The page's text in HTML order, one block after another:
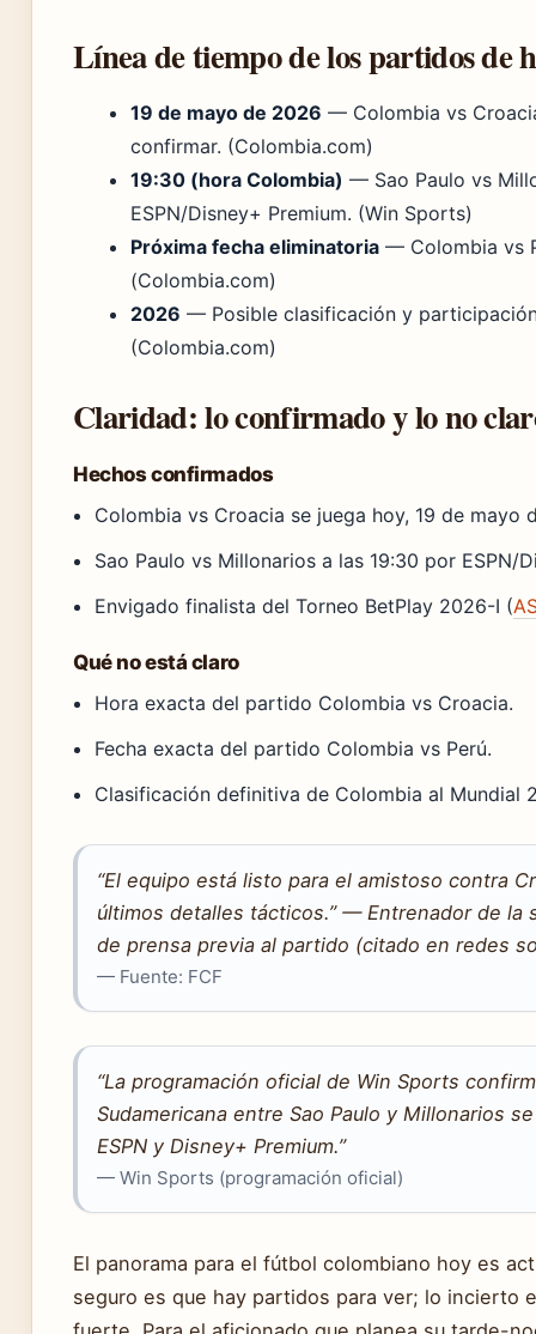
Línea de tiempo de los partidos de
19 de mayo de 2026 — Colombia vs
confirmar. (Colombia.com)
19:30 (hora Colombia) — Sao Paulo vs
ESPN/Disney+ Premium. (Win Sports)
Próxima fecha eliminatoria — Colombia vs
(Colombia.com)
2026 — Posible clasificación y
(Colombia.com)
Claridad: lo confirmado y lo no
Hechos confirmados
Colombia vs Croacia se juega hoy, 19 de mayo
Sao Paulo vs Millonarios a las 19:30 por ESPN/
Envigado finalista del Torneo BetPlay 2026-I (
Qué no está claro
Hora exacta del partido Colombia vs Croacia.
Fecha exacta del partido Colombia vs Perú.
Clasificación definitiva de Colombia al Mundial
“El equipo está listo para el amistoso contra
últimos detalles tácticos.” — Entrenador de la
de prensa previa al partido (citado en redes
— Fuente: FCF
“La programación oficial de Win Sports
Sudamericana entre Sao Paulo y Millonarios
ESPN y Disney+ Premium.”
— Win Sports (programación oficial)
El panorama para el fútbol colombiano hoy es
seguro es que hay partidos para ver; lo incierto